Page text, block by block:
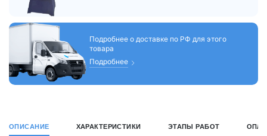
Подробнее о доставке по РФ для этого
товара
Подробнее
ОПИСАНИЕ ХАРАКТЕРИСТИКИ ЭТАПЫ РАБОТ